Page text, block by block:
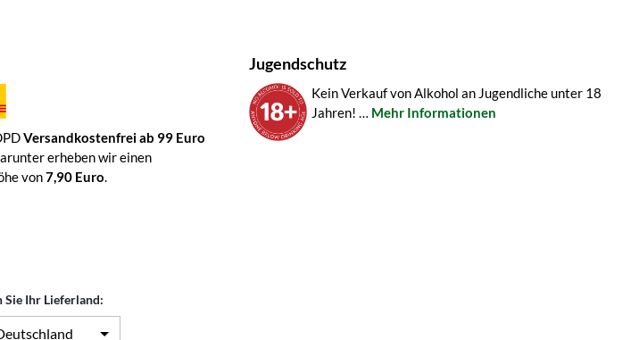
Versandkostenfrei ab 99 Euro
erheben wir einen
von7,90 Euro.
Jugendschutz
Kein Verkauf von Alkohol an Jugendliche unter 18
Jahren! … Mehr Informationen
Sie Ihr Lieferland: